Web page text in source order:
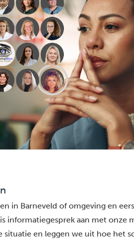
in Barneveld of omgeving en
informatiegesprek aan met onze
situatie en leggen we uit hoe het